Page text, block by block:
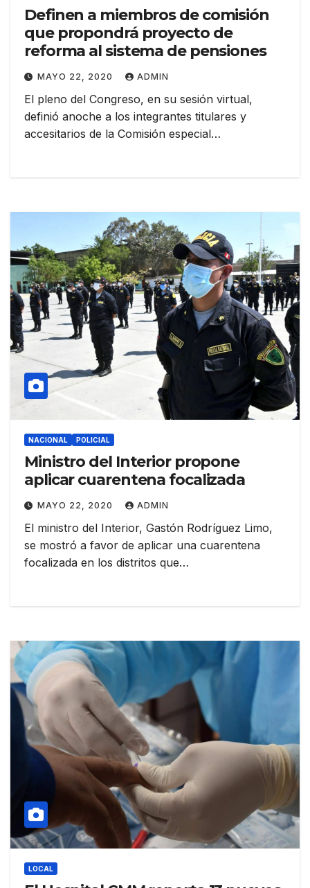
Definen a miembros de comisión
que propondrá proyecto de
reforma al sistema de pensiones
MAYO 22, 2020 ADMIN
El pleno del Congreso, en su sesión virtual,
definió anoche a los integrantes titulares y
accesitarios de la Comisión especial…
NACIONAL POLICIAL
Ministro del Interior propone
aplicar cuarentena focalizada
MAYO 22, 2020 ADMIN
El ministro del Interior, Gastón Rodríguez Limo,
se mostró a favor de aplicar una cuarentena
focalizada en los distritos que…
LOCAL